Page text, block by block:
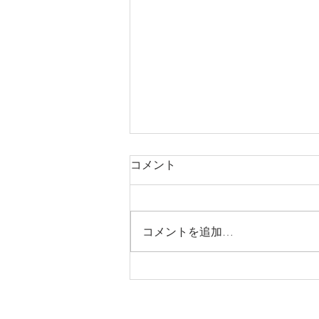
お買い物カウンセリング
コメント
コメントを追加…